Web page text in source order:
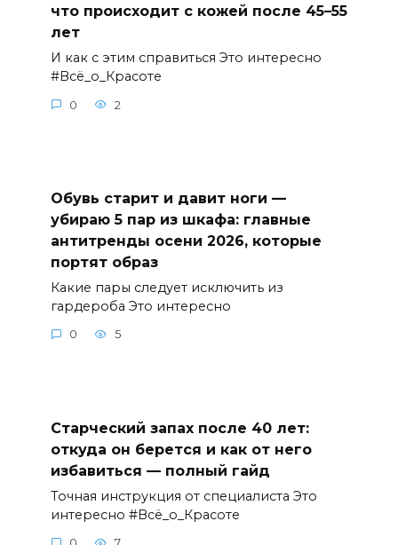
что происходит с кожей после 45–55
лет
И как с этим справиться Это интересно
#Всё_о_Красоте
0 2
Обувь старит и давит ноги —
убираю 5 пар из шкафа: главные
антитренды осени 2026, которые
портят образ
Какие пары следует исключить из
гардероба Это интересно
0 5
Старческий запах после 40 лет:
откуда он берется и как от него
избавиться — полный гайд
Точная инструкция от специалиста Это
интересно #Всё_о_Красоте